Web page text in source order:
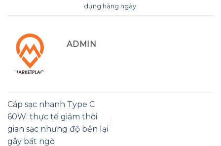
dụng hàng ngày.
ADMIN
Cáp sạc nhanh Type C
60W: thực tế giảm thời
gian sạc nhưng độ bền lại
gây bất ngờ